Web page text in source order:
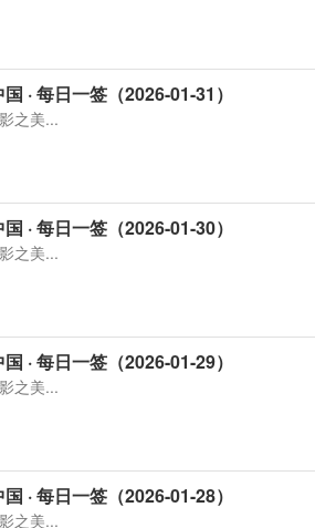
· 每日一签（2026-01-31）
之美...
· 每日一签（2026-01-30）
之美...
· 每日一签（2026-01-29）
之美...
· 每日一签（2026-01-28）
之美...